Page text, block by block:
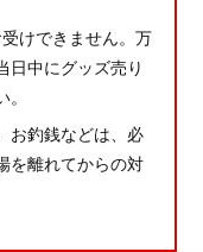
けできません。万
日中にグッズ売り
お釣銭などは、必
を離れてからの対